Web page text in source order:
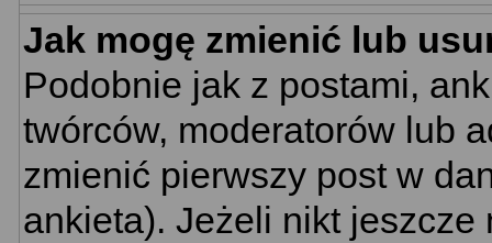
Jak mogę zmienić lub
Podobnie jak z postami,
twórców, moderatorów lub
zmienić pierwszy post w
ankieta). Jeżeli nikt jeszcze